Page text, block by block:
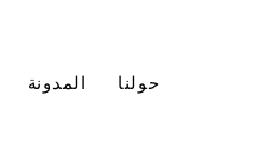
حولنا المدونة